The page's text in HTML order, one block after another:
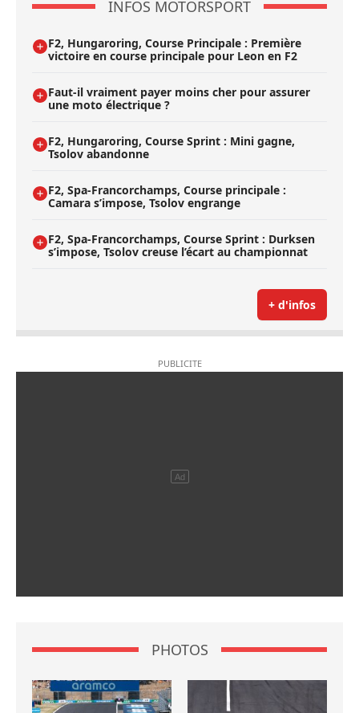
INFOS MOTORSPORT
F2, Hungaroring, Course Principale : Première
victoire en course principale pour Leon en F2
Faut-il vraiment payer moins cher pour assurer
une moto électrique ?
F2, Hungaroring, Course Sprint : Mini gagne,
Tsolov abandonne
F2, Spa-Francorchamps, Course principale :
Camara s’impose, Tsolov engrange
F2, Spa-Francorchamps, Course Sprint : Durksen
s’impose, Tsolov creuse l’écart au championnat
+ d'infos
PHOTOS